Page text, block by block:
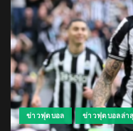
ข่าวฟุตบอล ข่าวฟุตบอลล่า